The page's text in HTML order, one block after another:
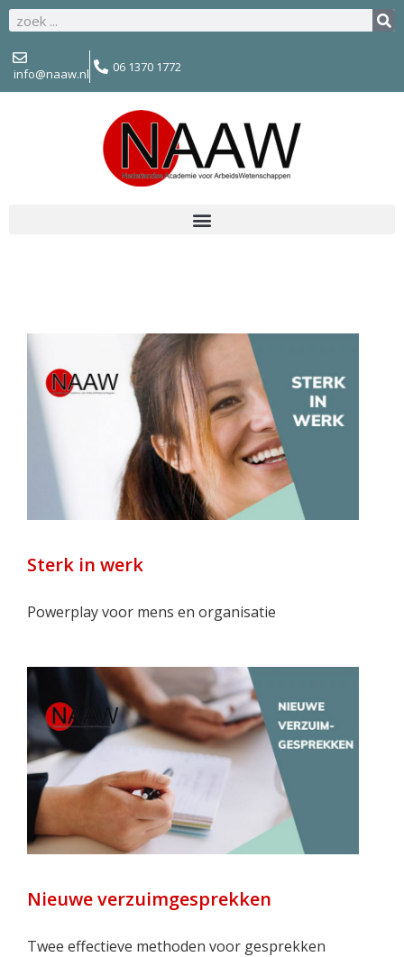
info@naaw.nl 06 1370 1772
Sterk in werk
Powerplay voor mens en organisatie
Nieuwe verzuimgesprekken
Twee effectieve methoden voor gesprekken